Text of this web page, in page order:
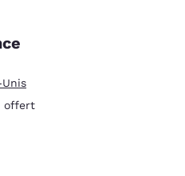
offert